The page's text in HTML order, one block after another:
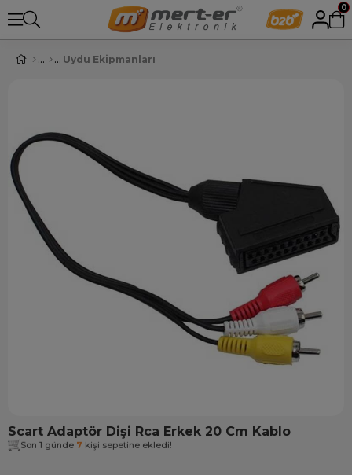
0
Uydu Ekipmanları
Scart Adaptör Dişi Rca Erkek 20 Cm Kablo
Son 1 günde 7 kişi sepetine ekledi!